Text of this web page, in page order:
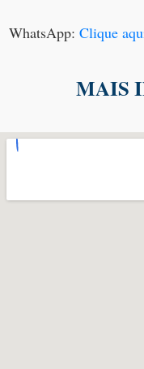
WhatsApp: Clique
MAIS